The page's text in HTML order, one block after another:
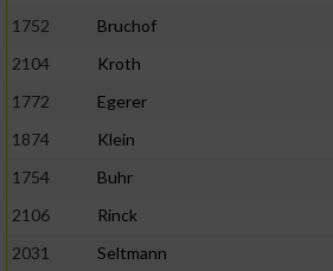
1752
Bruchof
2104
Kroth
1772
Egerer
1874
Klein
1754
Buhr
2106
Rinck
2031
Seltmann